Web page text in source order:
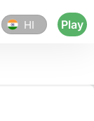
HI Play